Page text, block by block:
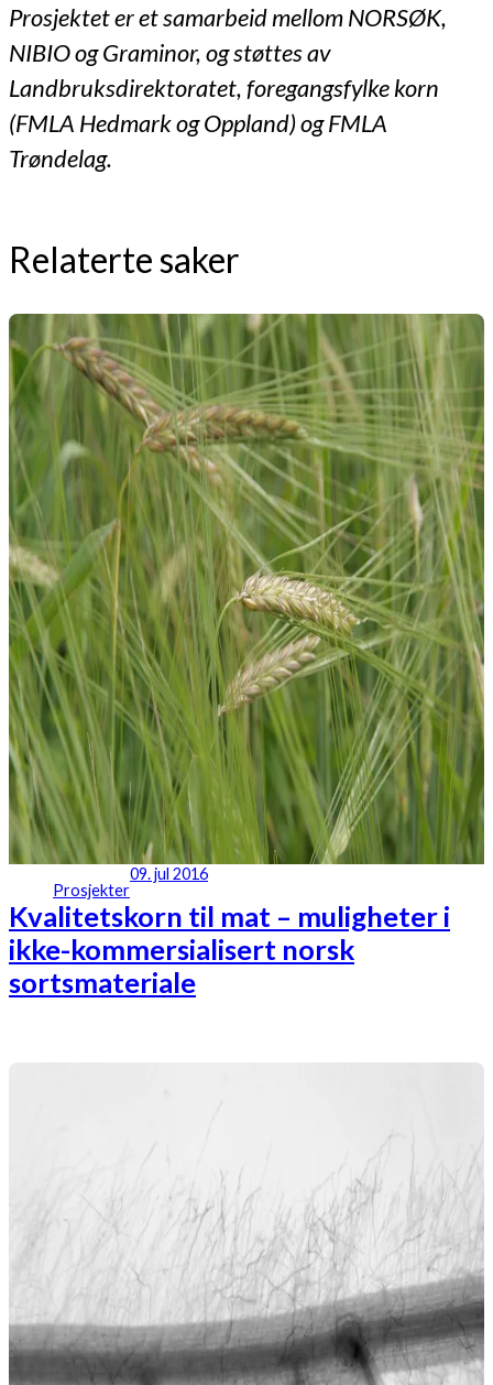
Prosjektet er et samarbeid mellom NORSØK,
NIBIO og Graminor, og støttes av
Landbruksdirektoratet, foregangsfylke korn
(FMLA Hedmark og Oppland) og FMLA
Trøndelag.
Relaterte saker
Prosjekter
09. jul 2016
Kvalitetskorn til mat – muligheter i
ikke-kommersialisert norsk
sortsmateriale